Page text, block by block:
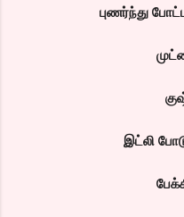
புணர்ந்து
இட்லி